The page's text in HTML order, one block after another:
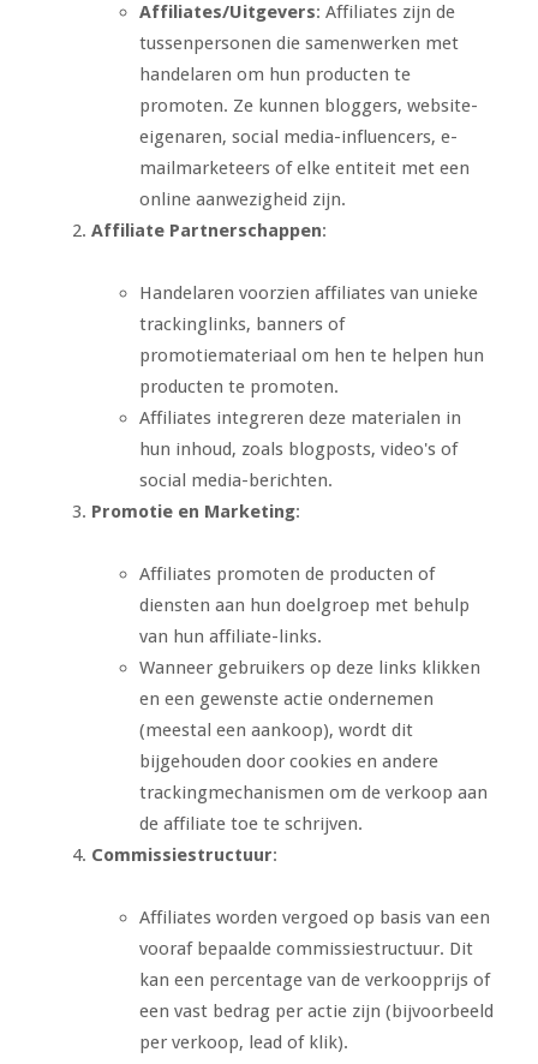
Affiliates/Uitgevers: Affiliates zijn de
tussenpersonen die samenwerken met
handelaren om hun producten te
promoten. Ze kunnen bloggers, website-
eigenaren, social media-influencers, e-
mailmarketeers of elke entiteit met een
online aanwezigheid zijn.
Affiliate Partnerschappen:
Handelaren voorzien affiliates van unieke
trackinglinks, banners of
promotiemateriaal om hen te helpen hun
producten te promoten.
Affiliates integreren deze materialen in
hun inhoud, zoals blogposts, video's of
social media-berichten.
Promotie en Marketing:
Affiliates promoten de producten of
diensten aan hun doelgroep met behulp
van hun affiliate-links.
Wanneer gebruikers op deze links klikken
en een gewenste actie ondernemen
(meestal een aankoop), wordt dit
bijgehouden door cookies en andere
trackingmechanismen om de verkoop aan
de affiliate toe te schrijven.
Commissiestructuur:
Affiliates worden vergoed op basis van een
vooraf bepaalde commissiestructuur. Dit
kan een percentage van de verkoopprijs of
een vast bedrag per actie zijn (bijvoorbeeld
per verkoop, lead of klik).